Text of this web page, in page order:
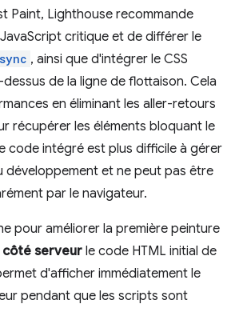
Paint, Lighthouse recommande
critique et de différer le
, ainsi que d'intégrer le CSS
de la ligne de flottaison. Cela
en éliminant les aller-retours
récupérer les éléments bloquant le
code intégré est plus difficile à gérer
développement et ne peut pas être
par le navigateur.
pour améliorer la première peinture
serveur le code HTML initial de
d'afficher immédiatement le
pendant que les scripts sont